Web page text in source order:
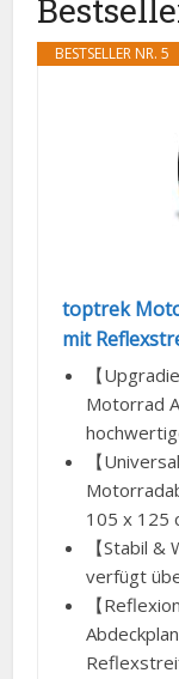
BESTSELLER NR. 5
toptrek
mit
【
Motorrad
【
105 x 125
【Stabil
verfügt
【